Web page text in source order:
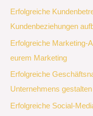
Erfolgreiche
Kundenbeziehungen
Erfolgreiche Marketing-
eurem Marketing
Erfolgreiche
Unternehmens gestalten
Erfolgreiche Social-